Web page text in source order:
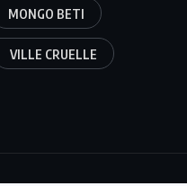
MONGO BETI
VILLE CRUELLE